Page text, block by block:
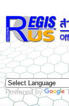
Powered by